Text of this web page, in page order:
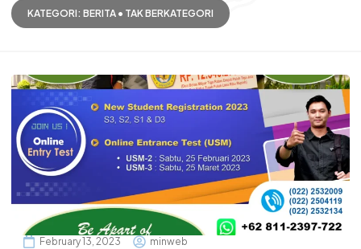
KATEGORI: BERITA • TAK BERKATEGORI
February 13, 2023 minweb